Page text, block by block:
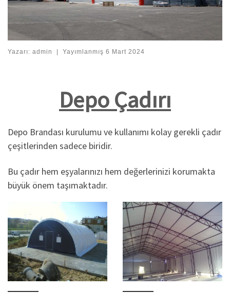
Yazarı: admin Yayımlanmış 6 Mart 2024
Depo Çadırı
Depo Brandası kurulumu ve kullanımı kolay gerekli çadır
çeşitlerinden sadece biridir.
Bu çadır hem eşyalarınızı hem değerlerinizi korumakta
büyük önem taşımaktadır.